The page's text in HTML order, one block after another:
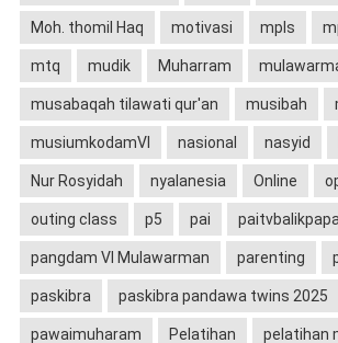
Moh. thomil Haq motivasi mpls
mtq mudik Muharram
musabaqah tilawati qur'an musibah
musiumkodamVI nasional nasyid
Nur Rosyidah nyalanesia Online
outing class p5 pai
pangdam VI Mulawarman parenting
paskibra paskibra pandawa twins 2025
pawaimuharam Pelatihan pelatihan